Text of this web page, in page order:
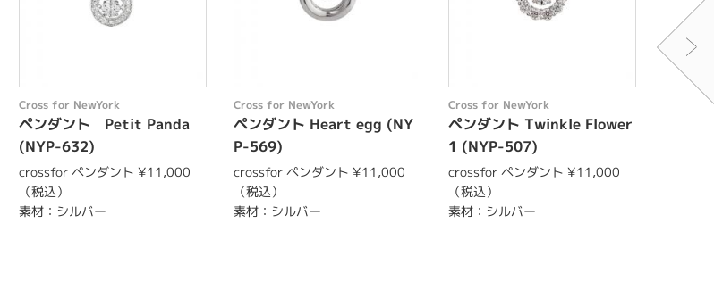
Cross for NewYork
ペンダント Petit Panda
(NYP-632)
crossfor ペンダント ¥11,000
（税込）
素材：シルバー
Cross for NewYork
ペンダント Heart egg (NY
P-569)
crossfor ペンダント ¥11,000
（税込）
素材：シルバー
Cross for NewYork
ペンダント Twinkle Flower
1 (NYP-507)
crossfor ペンダント ¥11,000
（税込）
素材：シルバー
Cross